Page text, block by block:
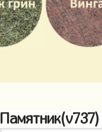
Памятник(v737)